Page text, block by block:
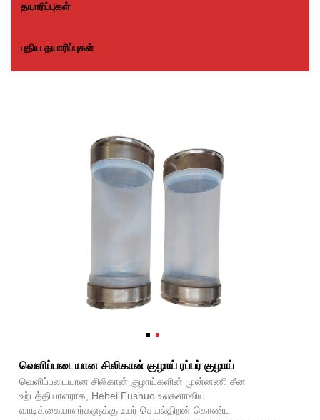
தயாரிப்புகள்
புதிய தயாரிப்புகள்
வெளிப்படையான சிலிகான் குழாய் ரப்பர் குழாய்
வெளிப்படையான சிலிகான் குழாய்களின் முன்னணி சீன
உற்பத்தியாளராக, Hebei Fushuo உலகளாவிய
வாடிக்கையாளர்களுக்கு உயர் செயல்திறன் கொண்ட